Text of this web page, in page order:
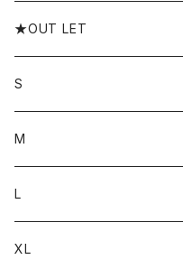
★OUT LET
S
M
L
XL